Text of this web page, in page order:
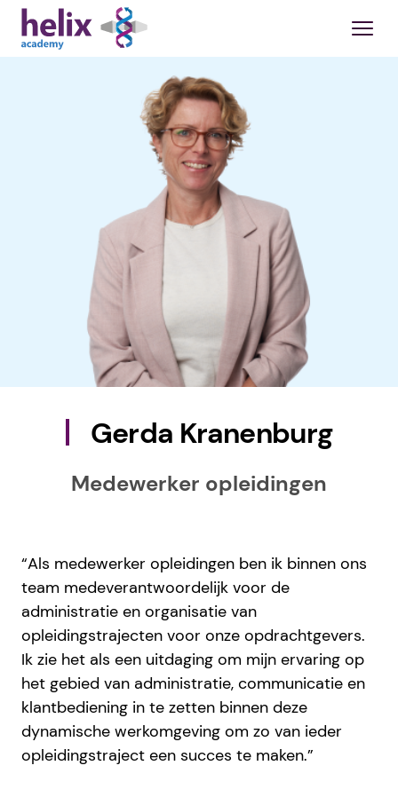
Gerda Kranenburg
Medewerker opleidingen
“Als medewerker opleidingen ben ik binnen ons
team medeverantwoordelijk voor de
administratie en organisatie van
opleidingstrajecten voor onze opdrachtgevers.
Ik zie het als een uitdaging om mijn ervaring op
het gebied van administratie, communicatie en
klantbediening in te zetten binnen deze
dynamische werkomgeving om zo van ieder
opleidingstraject een succes te maken.”